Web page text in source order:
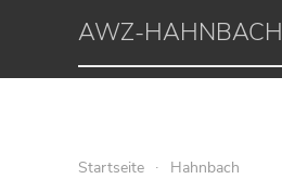
AWZ-HAHNBACH
Startseite Hahnbach